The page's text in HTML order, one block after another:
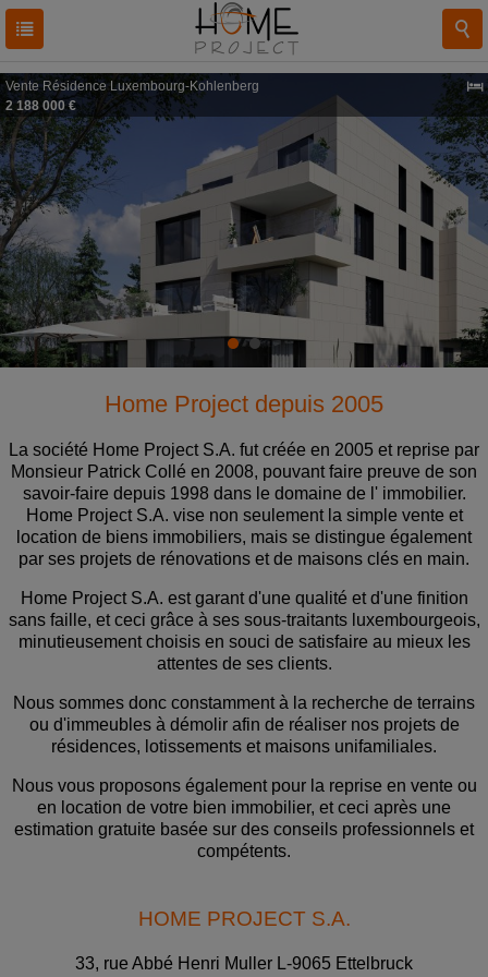
Vente Résidence Luxembourg-Kohlenberg
2 188 000 €
Home Project depuis 2005
La société Home Project S.A. fut créée en 2005 et reprise par
Monsieur Patrick Collé en 2008, pouvant faire preuve de son
savoir-faire depuis 1998 dans le domaine de l' immobilier.
Home Project S.A. vise non seulement la simple vente et
location de biens immobiliers, mais se distingue également
par ses projets de rénovations et de maisons clés en main.
Home Project S.A. est garant d'une qualité et d'une finition
sans faille, et ceci grâce à ses sous-traitants luxembourgeois,
minutieusement choisis en souci de satisfaire au mieux les
attentes de ses clients.
Nous sommes donc constamment à la recherche de terrains
ou d'immeubles à démolir afin de réaliser nos projets de
résidences, lotissements et maisons unifamiliales.
Nous vous proposons également pour la reprise en vente ou
en location de votre bien immobilier, et ceci après une
estimation gratuite basée sur des conseils professionnels et
compétents.
HOME PROJECT S.A.
33, rue Abbé Henri Muller L-9065 Ettelbruck